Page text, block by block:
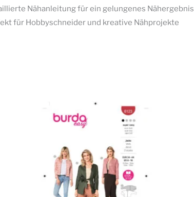
Nähanleitung für ein gelungenes Nähergebnis
für Hobbyschneider und kreative Nähprojekte